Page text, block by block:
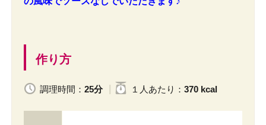
作り方
調理時間： 25分 １人 あたり ： 370 kcal